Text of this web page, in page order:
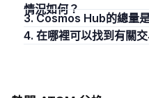
情況如何？
3. Cosmos Hub的總量
4. 在哪裡可以找到有關